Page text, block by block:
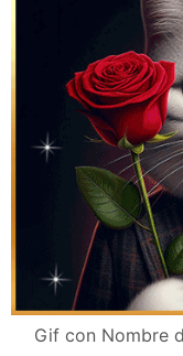
Gif con Nombre